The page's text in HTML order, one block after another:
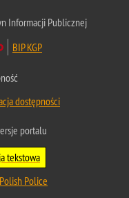
Informacji Publicznej
BIP KGP
dostępności
portalu
tekstowa
Police